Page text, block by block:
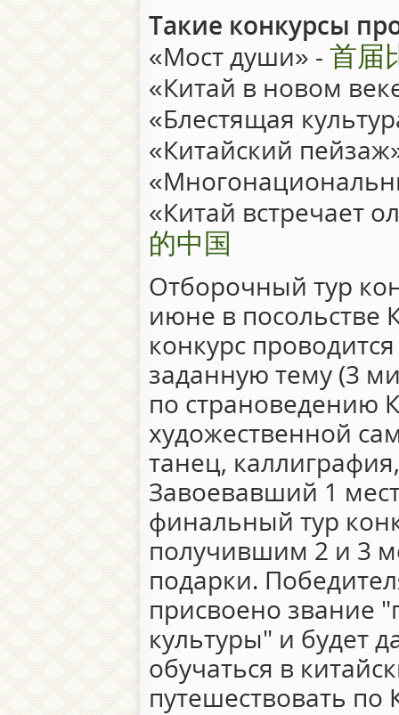
Такие конкурсы
«Мост души» - 首届
«Китай в новом
«Блестящая
«Китайский
«Китай встречает
的中国
Отборочный тур
июне в
конкурс
заданную тему (3
по страноведению
художественной
танец,
Завоевавший 1
финальный тур
получившим 2 и 3
подарки.
присвоено звание
культуры" и будет
обучаться в
путешествовать по